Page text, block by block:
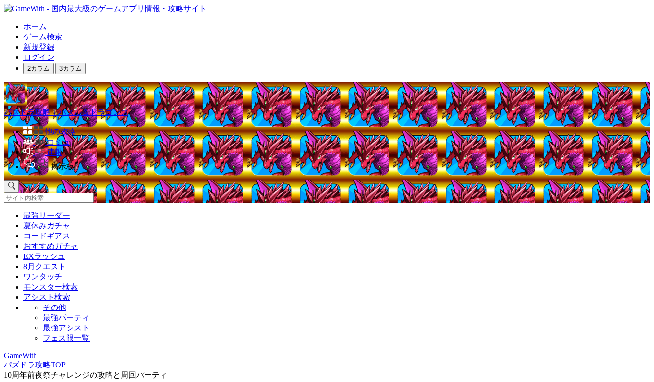
ホーム
ゲーム検索
新規登録
ログイン
2カラム 3カラム
パズドラ攻略｜パズル＆ドラゴンズ
他の攻略
コミュ
速報
掲示板
最強リーダー
夏休みガチャ
コードギアス
おすすめガチャ
EXラッシュ
8月クエスト
ワンタッチ
モンスター検索
アシスト検索
その他
最強パーティ
最強アシスト
フェス限一覧
GameWith
パズドラ攻略TOP
10周年前夜祭チャレンジの攻略と周回パーティ